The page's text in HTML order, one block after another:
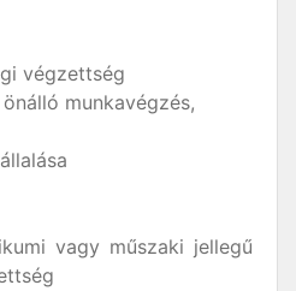
végzettség
munkavégzés,
vagy műszaki jellegű